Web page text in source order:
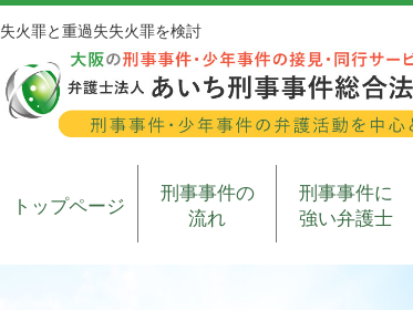
失火罪と重過失失火罪を検討
トップページ
刑事事件の
流れ
刑事事件に
強い弁護士